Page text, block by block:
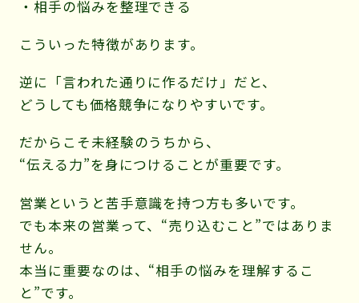
・相手の悩みを整理できる
こういった特徴があります。
逆に「言われた通りに作るだけ」だと、
どうしても価格競争になりやすいです。
だからこそ未経験のうちから、
“伝える力”を身につけることが重要です。
営業というと苦手意識を持つ方も多いです。
でも本来の営業って、“売り込むこと”ではありま
せん。
本当に重要なのは、“相手の悩みを理解するこ
と”です。